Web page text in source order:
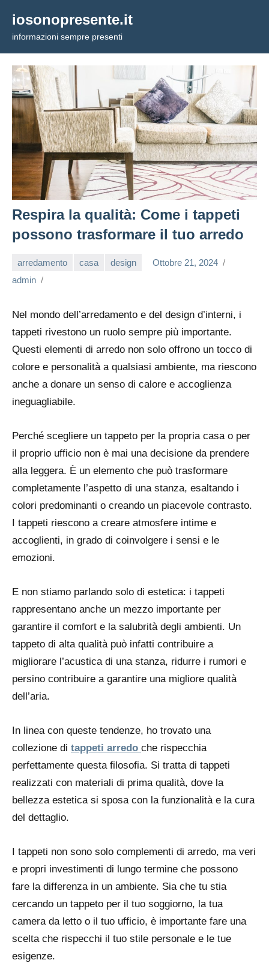
contenuto
iosonopresente.it
informazioni sempre presenti
Respira la qualità: Come i tappeti
possono trasformare il tuo arredo
arredamento casa design
Ottobre 21, 2024
admin
Nel mondo dell’arredamento e del design d’interni, i
tappeti rivestono un ruolo sempre più importante.
Questi elementi di arredo non solo offrono un tocco di
colore e personalità a qualsiasi ambiente, ma riescono
anche a donare un senso di calore e accoglienza
ineguagliabile.
Perché scegliere un tappeto per la propria casa o per
il proprio ufficio non è mai una decisione da prendere
alla leggera. È un elemento che può trasformare
completamente l’aspetto di una stanza, esaltando i
colori predominanti o creando un piacevole contrasto.
I tappeti riescono a creare atmosfere intime e
accoglienti, in grado di coinvolgere i sensi e le
emozioni.
E non stiamo parlando solo di estetica: i tappeti
rappresentano anche un mezzo importante per
garantire il comfort e la salubrità degli ambienti. Un
tappeto di alta qualità può infatti contribuire a
migliorare l’acustica di una stanza, ridurre i rumori e
persino contribuire a garantire una migliore qualità
dell’aria.
In linea con queste tendenze, ho trovato una
collezione di tappeti arredo che rispecchia
perfettamente questa filosofia. Si tratta di tappeti
realizzati con materiali di prima qualità, dove la
bellezza estetica si sposa con la funzionalità e la cura
del dettaglio.
I tappeti non sono solo complementi di arredo, ma veri
e propri investimenti di lungo termine che possono
fare la differenza in un ambiente. Sia che tu stia
cercando un tappeto per il tuo soggiorno, la tua
camera da letto o il tuo ufficio, è importante fare una
scelta che rispecchi il tuo stile personale e le tue
esigenze.